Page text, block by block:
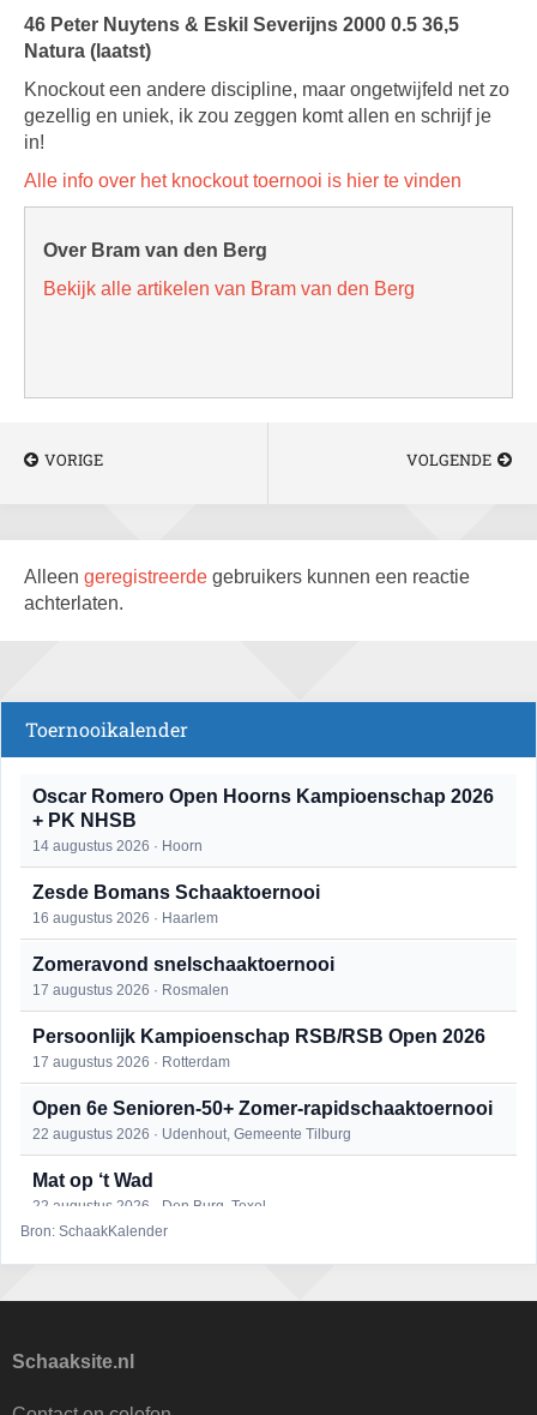
46 Peter Nuytens & Eskil Severijns 2000 0.5 36,5
Natura (laatst)
Knockout een andere discipline, maar ongetwijfeld net zo
gezellig en uniek, ik zou zeggen komt allen en schrijf je
in!
Alle info over het knockout toernooi is hier te vinden
Over Bram van den Berg
Bekijk alle artikelen van Bram van den Berg
VORIGE VOLGENDE
Alleen geregistreerde gebruikers kunnen een reactie
achterlaten.
Toernooikalender
Oscar Romero Open Hoorns Kampioenschap 2026
+ PK NHSB
14 augustus 2026 · Hoorn
Zesde Bomans Schaaktoernooi
16 augustus 2026 · Haarlem
Zomeravond snelschaaktoernooi
17 augustus 2026 · Rosmalen
Persoonlijk Kampioenschap RSB/RSB Open 2026
17 augustus 2026 · Rotterdam
Open 6e Senioren-50+ Zomer-rapidschaaktoernooi
22 augustus 2026 · Udenhout, Gemeente Tilburg
Mat op ‘t Wad
22 augustus 2026 · Den Burg, Texel
23 augustus 2026 · Utrecht
Bron: SchaakKalender
Schaaksite.nl